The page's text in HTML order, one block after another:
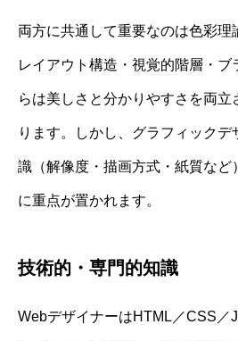
両方に共通して重要なのは色彩理
レイアウト構造・視覚的階層・
らは美しさと分かりやすさを両立
ります。しかし、グラフィックデ
識（解像度・描画方式・紙質など
に重点が置かれます。
技術的・専門的知識
WebデザイナーはHTML／CSS／